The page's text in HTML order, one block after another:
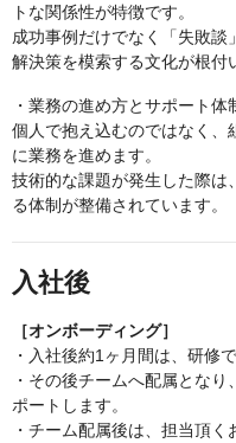
トな関係性が特徴です。
成功事例だけでなく「失敗
解決策を模索する文化が根付
・業務の進め方とサポート体
個人で抱え込むのではなく、
に業務を進めます。
技術的な課題が発生した際は
る体制が整備されています。
入社後
［オンボーディング］
・入社後約1ヶ月間は、研修
・その後チームへ配属とな
ポートします。
・チーム配属後は、担当頂く